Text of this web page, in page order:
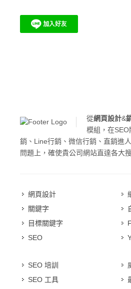
從網頁設計&
模組，在
銷、Line行銷、微信行銷、直銷進
問題上，確使貴公司網站直達各大
網頁設計
關鍵字
目標關鍵字
SEO
SEO 培訓
SEO 工具